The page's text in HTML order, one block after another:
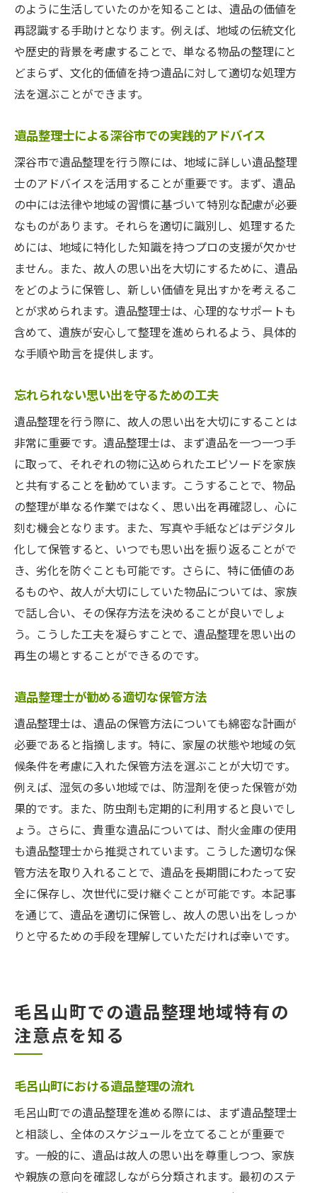
効率的な時間管理のテクニック
専門家が教える優先順位の付け方
整理の達成感を得るための方法
遺品整理中に避けたいミスとその対策
成功事例から学ぶコツとヒント
地域別遺品整理深谷市と毛呂山町での実践アド
深谷市での実践的な整理の事例紹介
毛呂山町での成功事例から学ぶ
地域別の遺族の声を反映したアプローチ
地域資源を活用した遺品整理の方法
遺品整理士が提供する地域特化型サポート
深谷市と毛呂山町における共同体の役割
遺品整理士が語る思い出を紡ぐ整理術
遺品を通じて故人を思い出す方法
遺品整理を通した心の癒し
整理士が伝える人生の価値を考える機会
家族で共有する思い出整理の意義
遺品を新たな形で活かすアイデア
埼玉県内での遺品整理を円滑に進めるための指
南
埼玉県内の遺品整理における法的手続き
地域全体での支援体制の構築
遺品整理を地域資源として捉える視点
県内での遺品整理の最新トレンド
専門家が語るスムーズな整理の秘訣
地域コミュニティとの協力体制の重要性
のように生活していたのかを知ることは、遺品の価値を
再認識する手助けとなります。例えば、地域の伝統文化
や歴史的背景を考慮することで、単なる物品の整理にと
どまらず、文化的価値を持つ遺品に対して適切な処理方
法を選ぶことができます。
遺品整理士による深谷市での実践的アドバイス
深谷市で遺品整理を行う際には、地域に詳しい遺品整理
士のアドバイスを活用することが重要です。まず、遺品
の中には法律や地域の習慣に基づいて特別な配慮が必要
なものがあります。それらを適切に識別し、処理するた
めには、地域に特化した知識を持つプロの支援が欠かせ
ません。また、故人の思い出を大切にするために、遺品
をどのように保管し、新しい価値を見出すかを考えるこ
とが求められます。遺品整理士は、心理的なサポートも
含めて、遺族が安心して整理を進められるよう、具体的
な手順や助言を提供します。
忘れられない思い出を守るための工夫
遺品整理を行う際に、故人の思い出を大切にすることは
非常に重要です。遺品整理士は、まず遺品を一つ一つ手
に取って、それぞれの物に込められたエピソードを家族
と共有することを勧めています。こうすることで、物品
の整理が単なる作業ではなく、思い出を再確認し、心に
刻む機会となります。また、写真や手紙などはデジタル
化して保管すると、いつでも思い出を振り返ることがで
き、劣化を防ぐことも可能です。さらに、特に価値のあ
るものや、故人が大切にしていた物品については、家族
で話し合い、その保存方法を決めることが良いでしょ
う。こうした工夫を凝らすことで、遺品整理を思い出の
再生の場とすることができるのです。
遺品整理士が勧める適切な保管方法
遺品整理士は、遺品の保管方法についても綿密な計画が
必要であると指摘します。特に、家屋の状態や地域の気
候条件を考慮に入れた保管方法を選ぶことが大切です。
例えば、湿気の多い地域では、防湿剤を使った保管が効
果的です。また、防虫剤も定期的に利用すると良いでし
ょう。さらに、貴重な遺品については、耐火金庫の使用
も遺品整理士から推奨されています。こうした適切な保
管方法を取り入れることで、遺品を長期間にわたって安
全に保存し、次世代に受け継ぐことが可能です。本記事
を通じて、遺品を適切に保管し、故人の思い出をしっか
りと守るための手段を理解していただければ幸いです。
毛呂山町での遺品整理地域特有の
注意点を知る
毛呂山町における遺品整理の流れ
毛呂山町での遺品整理を進める際には、まず遺品整理士
と相談し、全体のスケジュールを立てることが重要で
す。一般的に、遺品は故人の思い出を尊重しつつ、家族
や親族の意向を確認しながら分類されます。最初のステ